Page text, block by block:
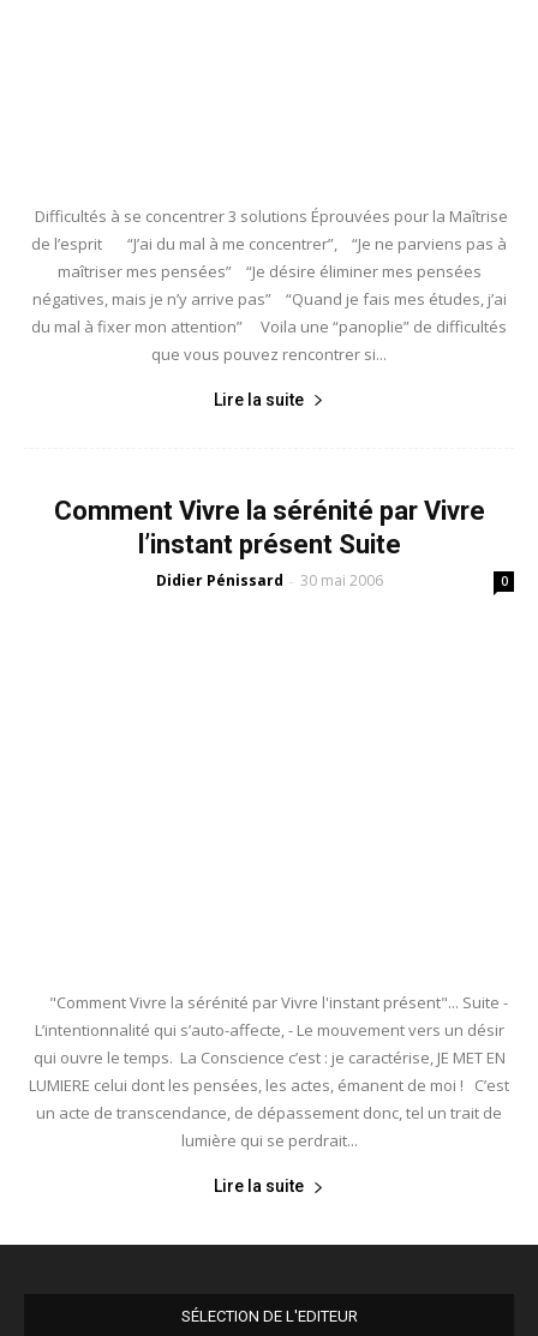
Difficultés à se concentrer 3 solutions Éprouvées pour la Maîtrise
de l’esprit “J’ai du mal à me concentrer”, “Je ne parviens pas à
maîtriser mes pensées” “Je désire éliminer mes pensées
négatives, mais je n’y arrive pas” “Quand je fais mes études, j’ai
du mal à fixer mon attention” Voila une “panoplie” de difficultés
que vous pouvez rencontrer si...
Lire la suite
Comment Vivre la sérénité par Vivre
l’instant présent Suite
Didier Pénissard - 30 mai 2006 0
"Comment Vivre la sérénité par Vivre l'instant présent"... Suite -
L’intentionnalité qui s’auto-affecte, - Le mouvement vers un désir
qui ouvre le temps. La Conscience c’est : je caractérise, JE MET EN
LUMIERE celui dont les pensées, les actes, émanent de moi ! C’est
un acte de transcendance, de dépassement donc, tel un trait de
lumière qui se perdrait...
Lire la suite
SÉLECTION DE L'EDITEUR